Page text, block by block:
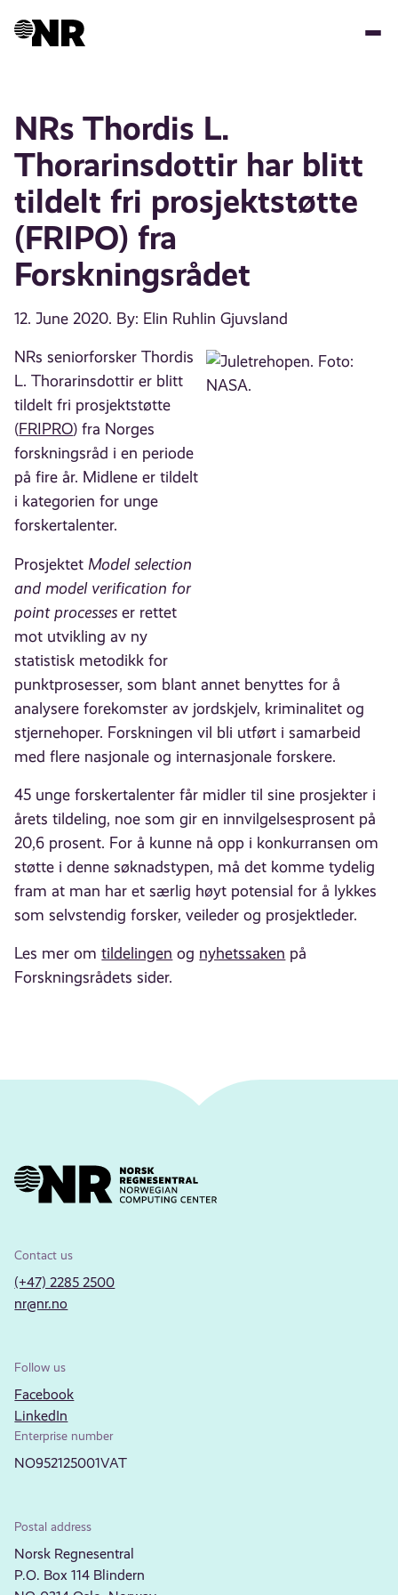
NRs Thordis L.
Thorarinsdottir har blitt
tildelt fri prosjektstøtte
(FRIPO) fra
Forskningsrådet
12. June 2020. By: Elin Ruhlin Gjuvsland
NRs seniorforsker Thordis
L. Thorarinsdottir er blitt
tildelt fri prosjektstøtte
(FRIPRO) fra Norges
forskningsråd i en periode
på fire år. Midlene er tildelt
i kategorien for unge
forskertalenter.
Prosjektet Model selection
and model verification for
point processes er rettet
mot utvikling av ny
statistisk metodikk for
punktprosesser, som blant annet benyttes for å
analysere forekomster av jordskjelv, kriminalitet og
stjernehoper. Forskningen vil bli utført i samarbeid
med flere nasjonale og internasjonale forskere.
45 unge forskertalenter får midler til sine prosjekter i
årets tildeling, noe som gir en innvilgelsesprosent på
20,6 prosent. For å kunne nå opp i konkurransen om
støtte i denne søknadstypen, må det komme tydelig
fram at man har et særlig høyt potensial for å lykkes
som selvstendig forsker, veileder og prosjektleder.
Les mer omtildelingen og nyhetssaken på
Forskningsrådets sider.
Contact us
(+47) 2285 2500
nr@nr.no
Follow us
Facebook
LinkedIn
Enterprise number
NO952125001VAT
Postal address
Norsk Regnesentral
P.O. Box 114 Blindern